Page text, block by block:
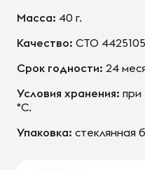
Масса: 40 г.
Качество: СТО
Срок годности: 24
Условия хранения: при
°С.
Упаковка: стеклянная